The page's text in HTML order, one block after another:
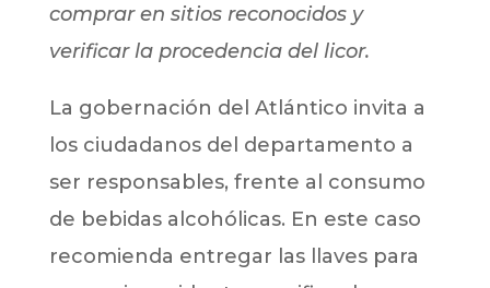
comprar en sitios reconocidos y
verificar la procedencia del licor.
La gobernación del Atlántico invita a
los ciudadanos del departamento a
ser responsables, frente al consumo
de bebidas alcohólicas. En este caso
recomienda entregar las llaves para